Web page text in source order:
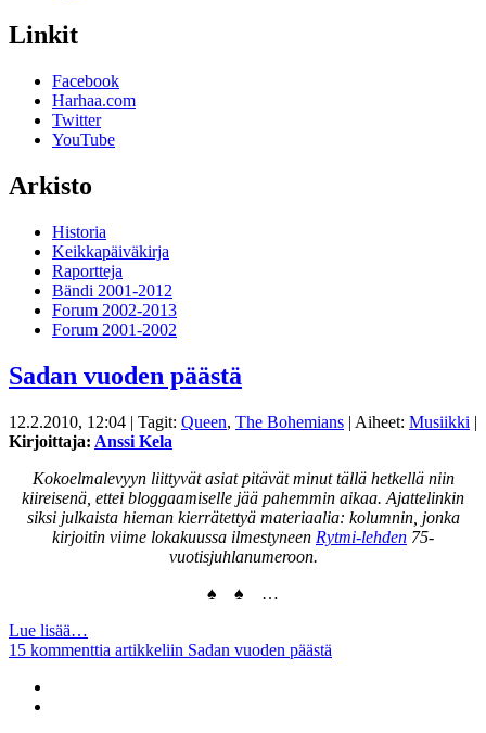
Linkit
Facebook
Harhaa.com
Twitter
YouTube
Arkisto
Historia
Keikkapäiväkirja
Raportteja
Bändi 2001-2012
Forum 2002-2013
Forum 2001-2002
Sadan vuoden päästä
12.2.2010, 12:04 | Tagit: Queen, The Bohemians | Aiheet: Musiikki |
Kirjoittaja: Anssi Kela
Kokoelmalevyyn liittyvät asiat pitävät minut tällä hetkellä niin
kiireisenä, ettei bloggaamiselle jää pahemmin aikaa. Ajattelinkin
siksi julkaista hieman kierrätettyä materiaalia: kolumnin, jonka
kirjoitin viime lokakuussa ilmestyneen Rytmi-lehden 75-
vuotisjuhlanumeroon.
♠ ♠ …
Lue lisää…
15 kommenttia artikkeliin Sadan vuoden päästä